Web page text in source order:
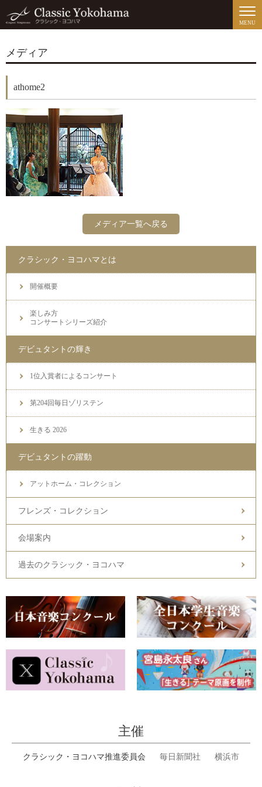
MENU
メディア
athome2
メディア一覧へ戻る
クラシック・ヨコハマとは
開催概要
楽しみ方
コンサートシリーズ紹介
デビュタントの輝き
1位入賞者によるコンサート
第204回毎日ゾリステン
生きる 2026
デビュタントの躍動
アットホーム・コレクション
フレンズ・コレクション
会場案内
過去のクラシック・ヨコハマ
主催
クラシック・ヨコハマ推進委員会 毎日新聞社 横浜市